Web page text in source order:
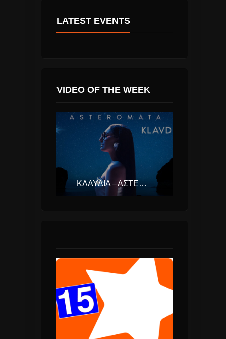
LATEST EVENTS
VIDEO OF THE WEEK
ΚΛΑΥΔΊΑ – ΑΣΤΕΡΟΜΆΤΑ (EUROVISION ΕΛΛΆΔΑ 2025)